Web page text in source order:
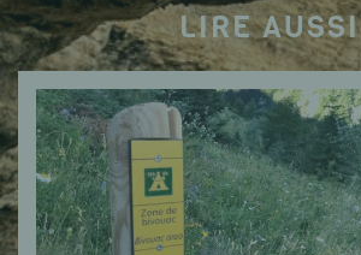
LIRE AUSSI